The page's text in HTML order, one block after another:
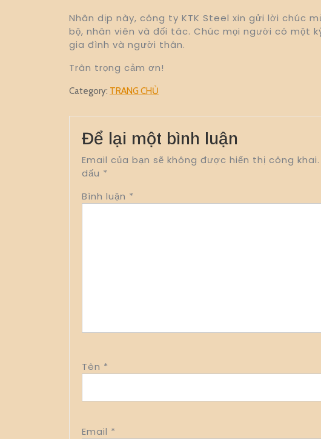
Nhân dịp này, công ty KTK Steel xin gửi lời chúc
bộ, nhân viên và đối tác. Chúc mọi người có một
gia đình và người thân.
Trân trọng cảm ơn!
Category: TRANG CHỦ
Để lại một bình luận
Email của bạn sẽ không được hiển thị công khai.
dấu *
Bình luận *
Tên *
Email *